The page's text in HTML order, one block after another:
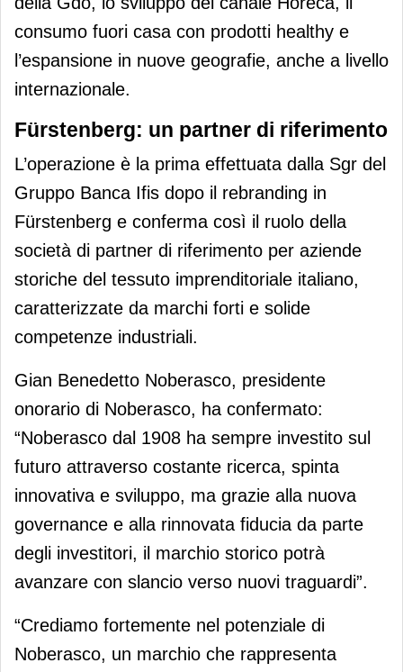
consumo fuori casa con prodotti healthy e
l’espansione in nuove geografie, anche a livello
internazionale.
Fürstenberg: un partner di riferimento
L’operazione è la prima effettuata dalla Sgr del
Gruppo Banca Ifis dopo il rebranding in
Fürstenberg e conferma così il ruolo della
società di partner di riferimento per aziende
storiche del tessuto imprenditoriale italiano,
caratterizzate da marchi forti e solide
competenze industriali.
Gian Benedetto Noberasco, presidente
onorario di Noberasco, ha confermato:
“Noberasco dal 1908 ha sempre investito sul
futuro attraverso costante ricerca, spinta
innovativa e sviluppo, ma grazie alla nuova
governance e alla rinnovata fiducia da parte
degli investitori, il marchio storico potrà
avanzare con slancio verso nuovi traguardi”.
“Crediamo fortemente nel potenziale di
Noberasco, un marchio che rappresenta